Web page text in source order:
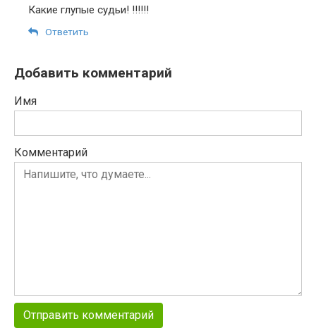
Какие глупые судьи! !!!!!!
Ответить
Добавить комментарий
Имя
Комментарий